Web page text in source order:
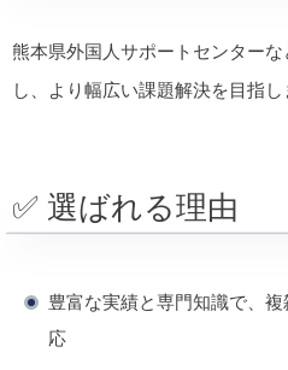
熊本県外国人サポートセンター
し、より幅広い課題解決を目指し
✅ 選ばれる理由
豊富な実績と専門知識で、
応